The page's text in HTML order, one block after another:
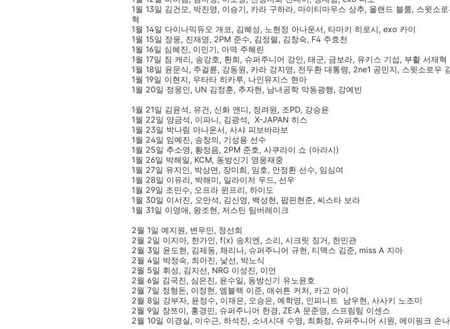
1월 13일 김건모, 박진영, 이승기, 카라 구하라, 마이티마우스 상추, 올랜드 블룸, 스윗소
혁
1월 14일 다이나믹듀오 개코, 김혜성, 노현정 아나운서, 타마키 히로시, exo 카이
1월 15일 장웅, 진재영, 2PM 준수, 김정렬, 김창숙, F4 주효천
1월 16일 심혜진, 이민기, 아역 주혜린
1월 17일 짐 캐리, 송강호, 환희, 슈퍼주니어 강인, 태군, 금보라, 유키스 기섭, 부활 서재혁
1월 18일 윤문식, 주걸륜, 강동원, 카라 강지영, 전두환 대통령, 2ne1 공민지, 스윗소로우
1월 19일 이현지, 우타타 히카루, 나인뮤지스 현아
1월 20일 정웅인, UN 김정훈, 추자현, 남녀공학 악동광행, 강예빈
1월 21일 김윤석, 유건, 신화 앤디, 정려원, 조PD, 강승윤
1월 22일 양금석, 이파니, 김광석, X-JAPAN 히스
1월 23일 박나림 아나운서, 사샤 피보바라보
1월 24일 임예진, 송창의, 기성용 선수
1월 25일 추소영, 황정음, 2PM 준호, 사쿠라이 쇼 (아라시)
1월 26일 박해일, KCM, 동방신기 영웅재중
1월 27일 유지인, 박상면, 장미희, 임호, 안정환 선수, 임심여
1월 28일 이유리, 박해미, 일라이저 우드, 선우
1월 29일 조민수, 오프라 윈프리, 하이도
1월 30일 이서진, 오만석, 김신영, 백성현, 팝핀현준, 씨스타 보라
1월 31일 이영애, 왕조현, 저스틴 팀버레이크
2월 1일 예지원, 변우민, 정선희
2월 2일 이지아, 한가인, f(x) 송치엔, 소리, 시크릿 징거, 한민관
2월 3일 윤도현, 김제동, 채리나, 슈퍼주니어 규현, 티맥스 김준, miss A 지아
2월 4일 박정숙, 최아진, 낯선, 박노식
2월 5일 휘성, 김지선, NRG 이성진, 이언
2월 6일 김국진, 심은진, 윤수일, 동방신기 유노윤호
2월 7일 정형돈, 이정현, 엠블랙 이준, 애쉬튼 커처, 카고 아이
2월 8일 강부자, 윤정수, 이재은, 오승은, 예학영, 인피니트 남우현, 사사키 노조미
2월 9일 장쯔이, 홍경민, 슈퍼주니어 한경, ZE:A 문준영, 스프림팀 이센스
2월 10일 이경실, 이수근, 하석진, 소녀시대 수영, 최화정, 슈퍼주니어 시원, 에이핑크 손